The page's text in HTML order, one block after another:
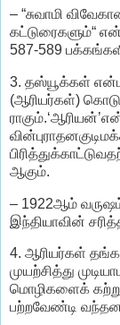
– “சுவாமி
கட்டுரைகளும்“
587-589
3. தஸ்யூக்கள்
(ஆரியர்கள்)
ஆகும்.
– 1922ஆம் வருஷம்
இந்தியாவின்
4. ஆரியர்கள்
முயற்சித்து
மொழிகளைக்
பற்றவேண்டி